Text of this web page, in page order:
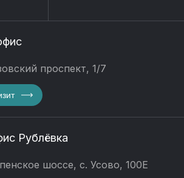
проспект, 1/7
Рублёвка
шоссе, с. Усово, 100Е